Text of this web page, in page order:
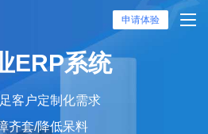
申请体验
ERP系统
客户定制化需求
齐套/降低呆料